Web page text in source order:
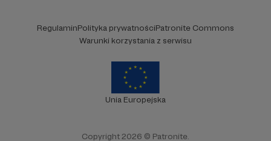
RegulaminPolityka prywatnościPatronite Commons
Warunki korzystania z serwisu
Unia Europejska
Copyright 2026 © Patronite.